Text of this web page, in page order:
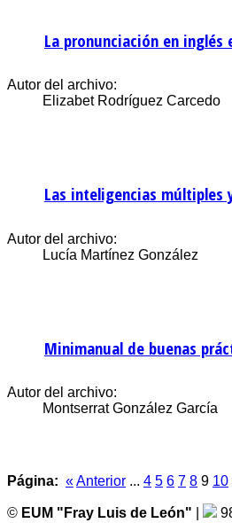
La pronunciación en
Autor del archivo:
Elizabet Rodríguez Carcedo
Las inteligencias múltiples
Autor del archivo:
Lucía Martínez González
Minimanual de buenas
Autor del archivo:
Montserrat González García
Página: «Anterior ... 4 5 6 7 8 9 10
© EUM "Fray Luis de León"